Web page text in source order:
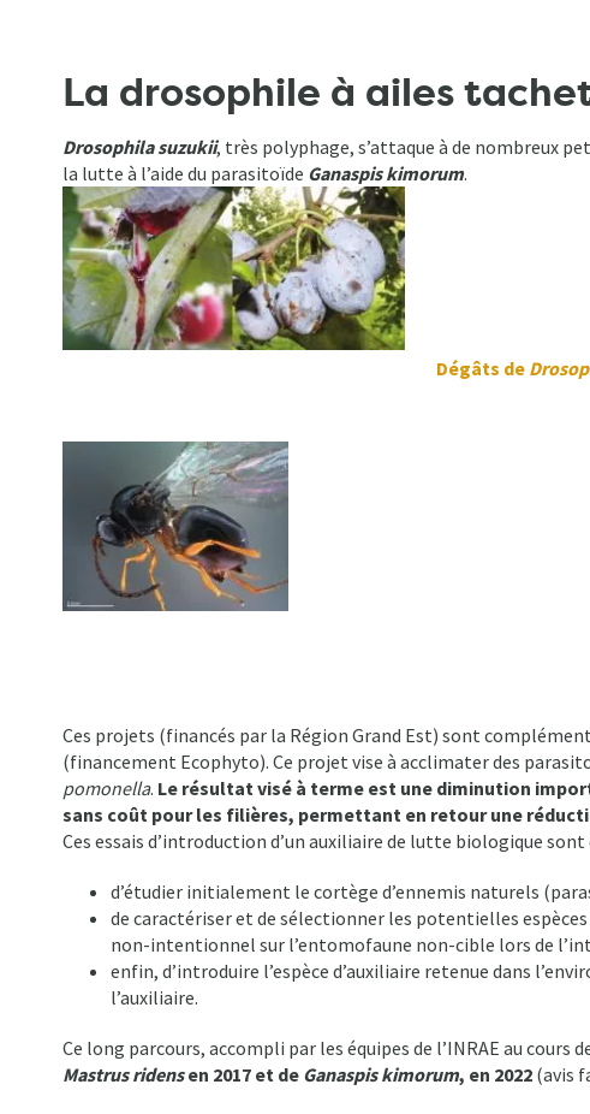
La drosophile à ailes
Drosophila suzukii, très polyphage, s’attaque à de nombreux
la lutte à l’aide du parasitoïde Ganaspis kimorum.
Dégâts de
Ces projets (financés par la Région Grand Est) sont
(financement Ecophyto). Ce projet vise à acclimater des
pomonella. Le résultat visé à terme est une diminution
sans coût pour les filières, permettant en retour une
Ces essais d’introduction d’un auxiliaire de lutte biologique
d’étudier initialement le cortège d’ennemis naturels
de caractériser et de sélectionner les potentielles espèces
non-intentionnel sur l’entomofaune non-cible lors de
enfin, d’introduire l’espèce d’auxiliaire retenue dans
l’auxiliaire.
Ce long parcours, accompli par les équipes de l’INRAE au cours
Mastrus ridensen 2017 et de Ganaspis kimorum, en 2022 (avis